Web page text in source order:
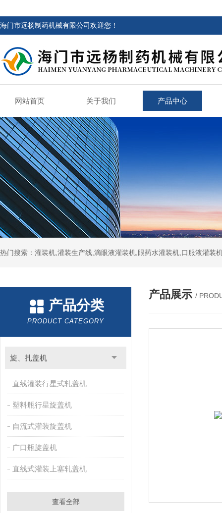
海门市远杨制药机械有限公司欢迎您！
网站首页 关于我们 产品中心
热门搜索：灌装机,灌装生产线,滴眼液灌装机,眼药水灌装机,口服液灌装
产品分类
PRODUCT CATEGORY
旋、扎盖机
直线灌装行星式轧盖机
塑料瓶行星旋盖机
自流式灌装旋盖机
广口瓶旋盖机
直线式灌装上塞轧盖机
查看全部
产品展示 /